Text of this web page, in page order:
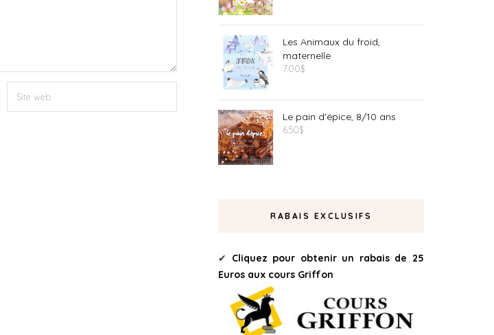
Les Animaux du froid,
maternelle
7.00$
Le pain d'épice, 8/10 ans
6.50$
RABAIS EXCLUSIFS
✔ Cliquez pour obtenir un rabais de 25
Euros aux cours Griffon